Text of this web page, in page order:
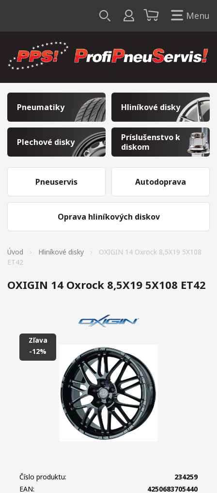
Menu
Pneumatiky Hliníkové disky
Plechové disky
Príslušenstvo k
diskom
Pneuservis
Oprava hliníkových diskov
Autodoprava
Úvod Hliníkové disky
OXIGIN 14 Oxrock 8,5X19 5X108
ET42
OXIGIN 14 Oxrock 8,5X19 5X108 ET42
Zľava
-12%
Číslo produktu:
234259
EAN:
4250683705440